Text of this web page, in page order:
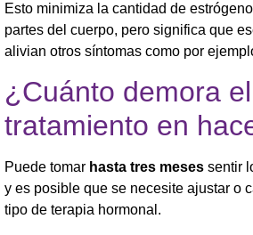
Esto minimiza la cantidad de
partes del cuerpo, pero significa que
alivian otros síntomas como por
¿Cuánto demora el
tratamiento en
Puede tomar hasta tres meses sentir
y es posible que se necesite ajustar o
tipo de terapia hormonal.